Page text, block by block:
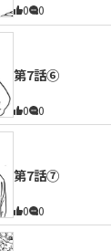
0 0
第7話⑥
0 0
第7話⑦
0 0